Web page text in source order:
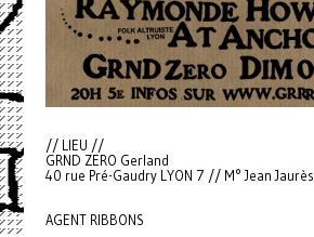
// LIEU //
GRND ZERO Gerland
40 rue Pré-Gaudry LYON 7 // M° Jean Jaurès
AGENT RIBBONS